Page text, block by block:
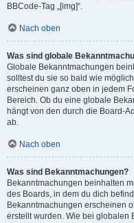
BBCode-Tag „[img]“.
Nach oben
Was sind globale
Globale Bekanntmachungen
solltest du sie so bald wie
erscheinen ganz oben in jedem
Bereich. Ob du eine globale
hängt von den durch die Board-
ab.
Nach oben
Was sind Bekanntmachungen?
Bekanntmachungen beinhalten
des Boards, in dem du dich
Bekanntmachungen erscheinen
erstellt wurden. Wie bei globalen